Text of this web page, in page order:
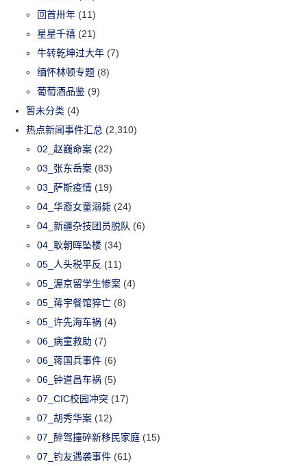
回首卅年 (11)
星星千禧 (21)
牛转乾坤过大年 (7)
缅怀林顿专题 (8)
葡萄酒品鉴 (9)
暂未分类 (4)
热点新闻事件汇总 (2,310)
02_赵巍命案 (22)
03_张东岳案 (83)
03_萨斯疫情 (19)
04_华裔女童溺毙 (24)
04_新疆杂技团员脱队 (6)
04_耿朝晖坠楼 (34)
05_人头税平反 (11)
05_渥京留学生惨案 (4)
05_蒋宇餐馆猝亡 (8)
05_许先海车祸 (4)
06_病童救助 (7)
06_蒋国兵事件 (6)
06_钟道昌车祸 (5)
07_CIC校园冲突 (17)
07_胡秀华案 (12)
07_醉驾撞碎新移民家庭 (15)
07_钓友遇袭事件 (61)